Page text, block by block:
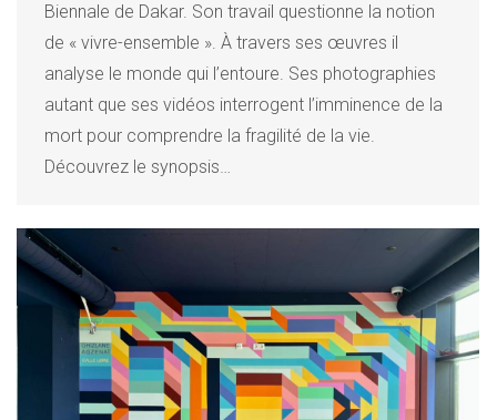
Biennale de Dakar. Son travail questionne la notion
de « vivre-ensemble ». À travers ses œuvres il
analyse le monde qui l’entoure. Ses photographies
autant que ses vidéos interrogent l’imminence de la
mort pour comprendre la fragilité de la vie.
Découvrez le synopsis…